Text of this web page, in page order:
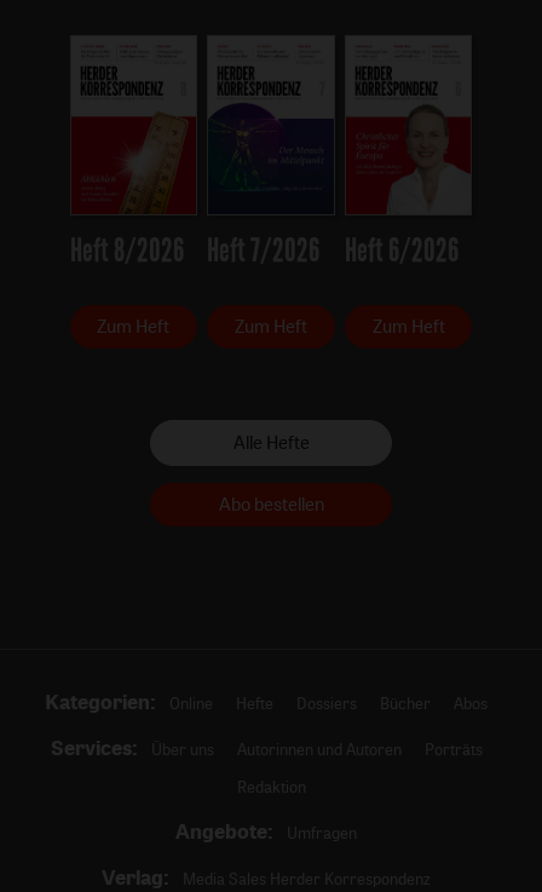
Heft 8/2026
Zum Heft
Heft 7/2026
Zum Heft
Heft 6/2026
Zum Heft
Alle Hefte
Abo bestellen
Kategorien: Online Hefte Dossiers Bücher Abos
Services: Über uns Autorinnen und Autoren
Porträts
Redaktion
Angebote: Umfragen
Verlag:
Media Sales Herder Korrespondenz